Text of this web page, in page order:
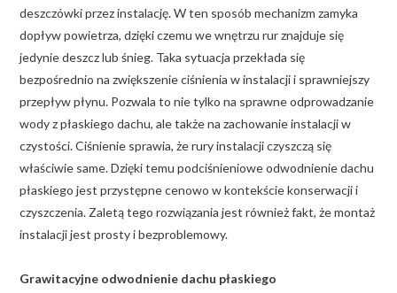
deszczówki przez instalację. W ten sposób mechanizm zamyka
dopływ powietrza, dzięki czemu we wnętrzu rur znajduje się
jedynie deszcz lub śnieg. Taka sytuacja przekłada się
bezpośrednio na zwiększenie ciśnienia w instalacji i sprawniejszy
przepływ płynu. Pozwala to nie tylko na sprawne odprowadzanie
wody z płaskiego dachu, ale także na zachowanie instalacji w
czystości. Ciśnienie sprawia, że rury instalacji czyszczą się
właściwie same. Dzięki temu podciśnieniowe odwodnienie dachu
płaskiego jest przystępne cenowo w kontekście konserwacji i
czyszczenia. Zaletą tego rozwiązania jest również fakt, że montaż
instalacji jest prosty i bezproblemowy.
Grawitacyjne odwodnienie dachu płaskiego